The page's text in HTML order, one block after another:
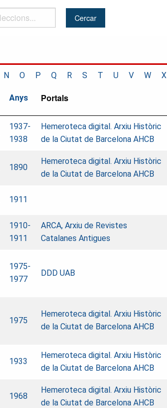
N O P Q R S T U V W X
Anys Portals
1937-
1938
Hemeroteca digital. Arxiu Històric
de la Ciutat de Barcelona AHCB
1890
Hemeroteca digital. Arxiu Històric
de la Ciutat de Barcelona AHCB
1911
1910-
1911
ARCA, Arxiu de Revistes
Catalanes Antigues
1975-
1977
DDD UAB
1975
Hemeroteca digital. Arxiu Històric
de la Ciutat de Barcelona AHCB
1933
Hemeroteca digital. Arxiu Històric
de la Ciutat de Barcelona AHCB
1968
Hemeroteca digital. Arxiu Històric
de la Ciutat de Barcelona AHCB